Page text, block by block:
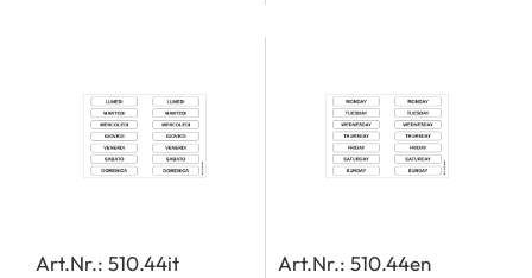
Art.Nr.: 510.44it
Art.Nr.: 510.44en